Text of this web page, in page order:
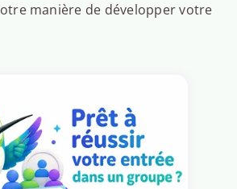
manière de développer votre